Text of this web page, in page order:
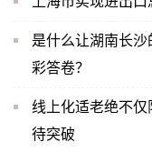
是什么让湖南长
彩答卷？
线上化适老绝不仅
待突破